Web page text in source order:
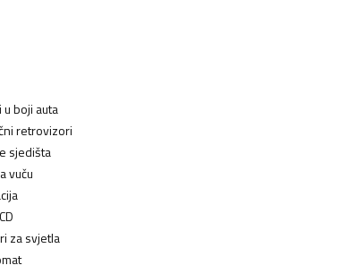
u boji auta
retrovizori
sjedišta
vuču
za svjetla